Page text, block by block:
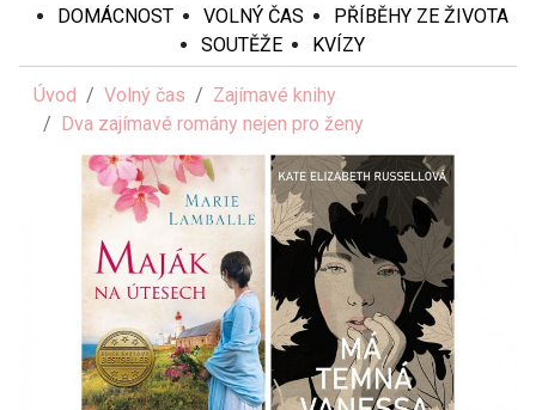
DOMÁCNOST
VOLNÝ ČAS
PŘÍBĚHY ZE ŽIVOTA
SOUTĚŽE
KVÍZY
Úvod Volný čas
Zajímavé knihy
Dva zajímavé romány nejen pro ženy